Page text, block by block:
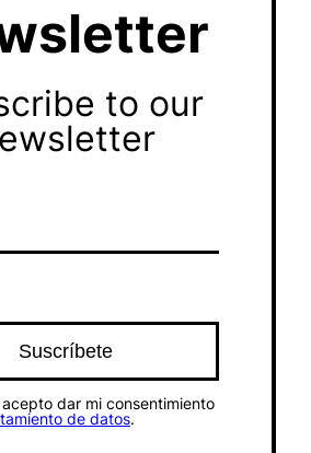
to our
dar mi consentimiento
de datos.